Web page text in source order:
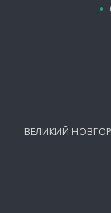
ВЕЛИКИЙ